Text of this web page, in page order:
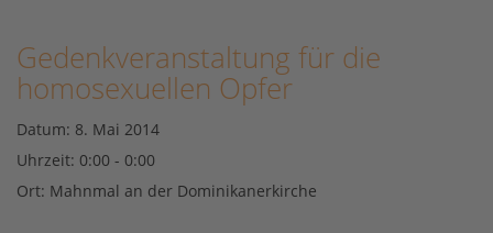
Gedenkveranstaltung für die
homosexuellen Opfer
Datum: 8. Mai 2014
Uhrzeit: 0:00 - 0:00
Ort: Mahnmal an der Dominikanerkirche